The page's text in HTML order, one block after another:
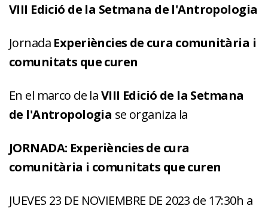
VIII Edició de la Setmana de l'Antropologia
Jornada Experiències de cura comunitària i
comunitats que curen
En el marco de laVIII Edició de la Setmana
de l'Antropologia se organiza la
JORNADA: Experiències de cura
comunitària i comunitats que curen
JUEVES 23 DE NOVIEMBRE DE 2023 de 17:30h a